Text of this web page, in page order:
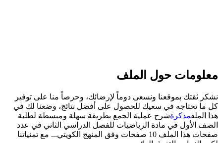
معلومات حول الملف
نشكر ثقتك بموقعنا ونسعى دوماً لإرضائك، وحرصاً منا على توفير
كل ما تحتاجه في سعيك للحصول على أفضل نتائج، وضعنا لك في
هذا الملفمذكرةشرح عملية الجمع بطريقة سهلة ومبسطة لطلبة
الصف الأول في مادة الرياضيات للفصل الدراسي الثاني في عدد
صفحات هذا الملف 10 صفحات وفق المنهج الكويتي... مع تمنياتنا